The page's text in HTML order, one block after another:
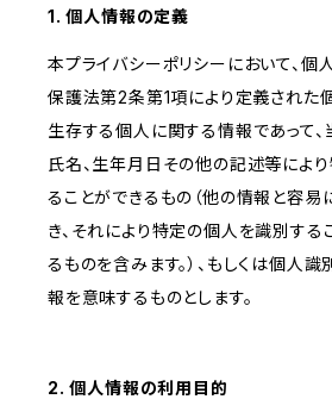
1. 個人情報の定義
本プライバシーポリシーにおいて、個
保護法第2条第1項により定義された個
生存する個人に関する情報であって
氏名、生年月日その他の記述等によ
ることができるもの（他の情報と容易
き、それにより特定の個人を識別する
るものを含みます。）、もしくは個人
報を意味するものとします。
2. 個人情報の利用目的